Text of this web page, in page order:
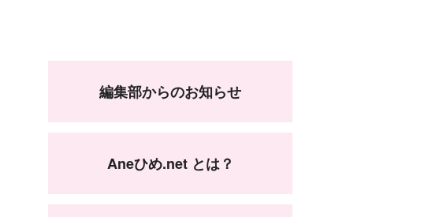
編集部からのお知らせ
Aneひめ.net とは？